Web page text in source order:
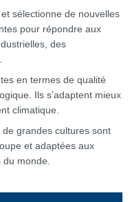
sélectionne de nouvelles
pour répondre aux
des
en termes de qualité
Ils s’adaptent mieux
climatique.
grandes cultures sont
et adaptées aux
monde.